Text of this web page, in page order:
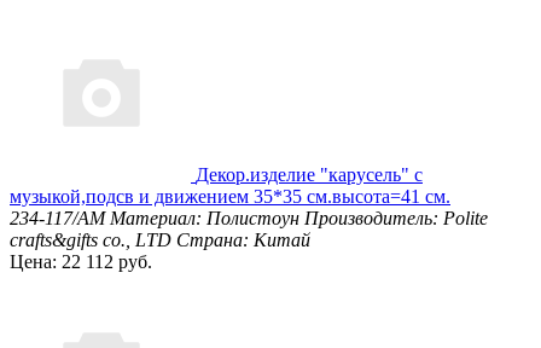
Декор.изделие "карусель" с
музыкой,подсв и движением 35*35 см.высота=41 см.
234-117/AM Материал: Полистоун Производитель: Polite
crafts&gifts co., LTD Страна: Китай
Цена: 22 112 руб.